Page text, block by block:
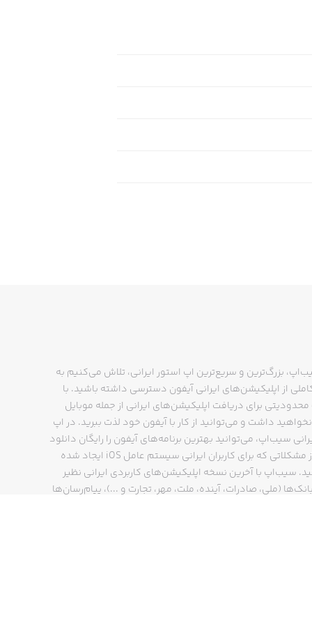
بزرگ‌ترین و سریع‌ترین اپ استور ایرانی، تلاش می‌کنیم به
از اپلیکیشن‌های ایرانی آیفون دسترسی داشته باشید. با
برای دریافت اپلیکیشن‌های ایرانی از جمله موبایل
داشت و می‌توانید از کار با آیفون خود لذت ببرید. در اپ
سیب‌اپ، می‌توانید بهترین برنامه‌های آیفون را رایگان دانلود
کنید و از مشکلاتی که برای کاربران ایرانی سیستم عامل iOS ایجاد شده
سیب‌اپ با آخرین نسخه اپلیکیشن‌های کاربردی ایرانی نظیر
(ملی، صادرات، آینده، ملت، مهر، تجارت و ...)، پیام‌رسان‌ها